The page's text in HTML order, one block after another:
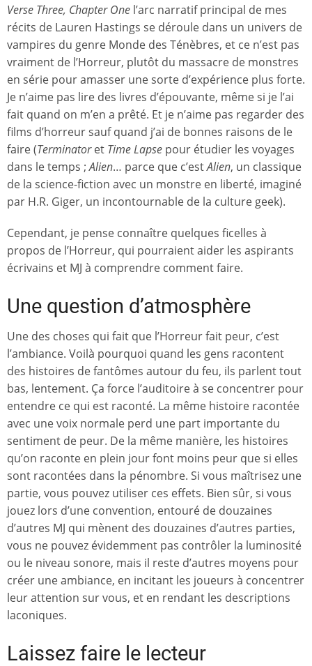
Verse Three, Chapter One l’arc narratif principal de mes
récits de Lauren Hastings se déroule dans un univers de
vampires du genre Monde des Ténèbres, et ce n’est pas
vraiment de l’Horreur, plutôt du massacre de monstres
en série pour amasser une sorte d’expérience plus forte.
Je n’aime pas lire des livres d’épouvante, même si je l’ai
fait quand on m’en a prêté. Et je n’aime pas regarder des
films d’horreur sauf quand j’ai de bonnes raisons de le
faire (Terminatoret Time Lapse pour étudier les voyages
dans le temps ;Alien… parce que c’estAlien, un classique
de la science-fiction avec un monstre en liberté, imaginé
par H.R. Giger, un incontournable de la culture geek).
Cependant, je pense connaître quelques ficelles à
propos de l’Horreur, qui pourraient aider les aspirants
écrivains et MJ à comprendre comment faire.
Une question d’atmosphère
Une des choses qui fait que l’Horreur fait peur, c’est
l’ambiance. Voilà pourquoi quand les gens racontent
des histoires de fantômes autour du feu, ils parlent tout
bas, lentement. Ça force l’auditoire à se concentrer pour
entendre ce qui est raconté. La même histoire racontée
avec une voix normale perd une part importante du
sentiment de peur. De la même manière, les histoires
qu’on raconte en plein jour font moins peur que si elles
sont racontées dans la pénombre. Si vous maîtrisez une
partie, vous pouvez utiliser ces effets. Bien sûr, si vous
jouez lors d’une convention, entouré de douzaines
d’autres MJ qui mènent des douzaines d’autres parties,
vous ne pouvez évidemment pas contrôler la luminosité
ou le niveau sonore, mais il reste d’autres moyens pour
créer une ambiance, en incitant les joueurs à concentrer
leur attention sur vous, et en rendant les descriptions
laconiques.
Laissez faire le lecteur